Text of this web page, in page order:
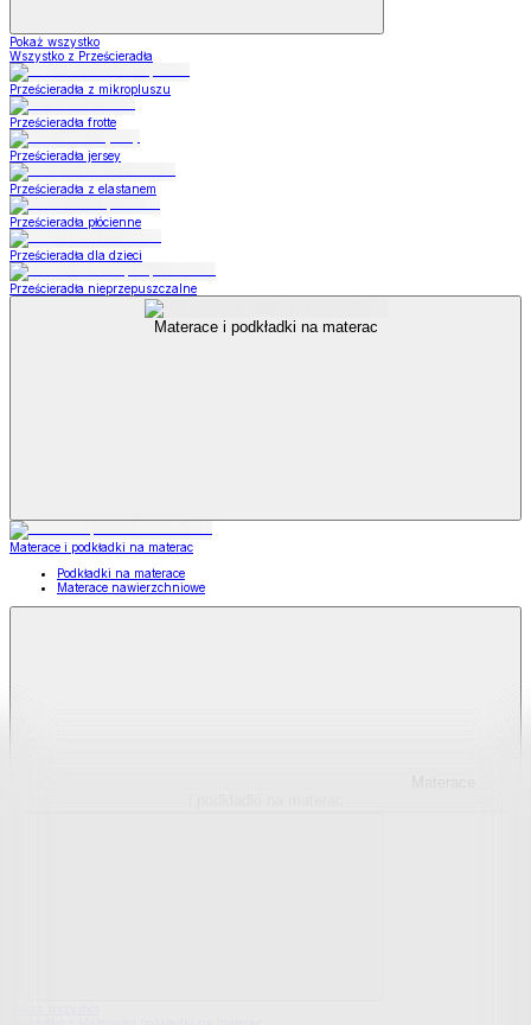
Pokaż wszystko
Wszystko z Prześcieradła
Prześcieradła z mikropluszu
Prześcieradła frotte
Prześcieradła jersey
Prześcieradła z elastanem
Prześcieradła płócienne
Prześcieradła dla dzieci
Prześcieradła nieprzepuszczalne
Materace i podkładki na materac
Materace i podkładki na materac
Podkładki na materace
Materace nawierzchniowe